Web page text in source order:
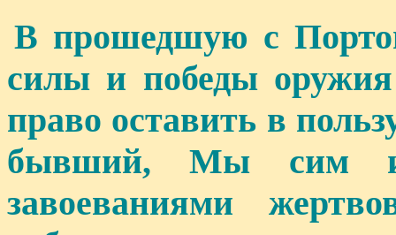
В прошедшую с
силы и победы
право оставить в
бывший, Мы сим и
завоеваниями